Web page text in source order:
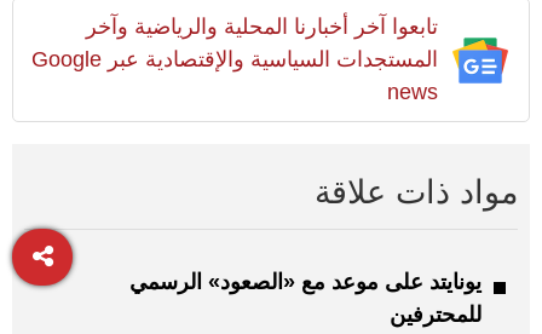
تابعوا آخر أخبارنا المحلية والرياضية وآخر
المستجدات السياسية والإقتصادية عبر Google
news
مواد ذات علاقة
يونايتد على موعد مع «الصعود» الرسمي
للمحترفين